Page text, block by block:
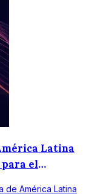
Latina
para el
de América Latina